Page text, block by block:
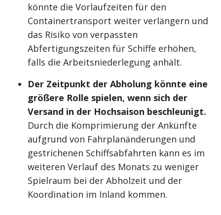
könnte die Vorlaufzeiten für den
Containertransport weiter verlängern und
das Risiko von verpassten
Abfertigungszeiten für Schiffe erhöhen,
falls die Arbeitsniederlegung anhält.
Der Zeitpunkt der Abholung könnte eine
größere Rolle spielen, wenn sich der
Versand in der Hochsaison beschleunigt.
Durch die Komprimierung der Ankünfte
aufgrund von Fahrplanänderungen und
gestrichenen Schiffsabfahrten kann es im
weiteren Verlauf des Monats zu weniger
Spielraum bei der Abholzeit und der
Koordination im Inland kommen.